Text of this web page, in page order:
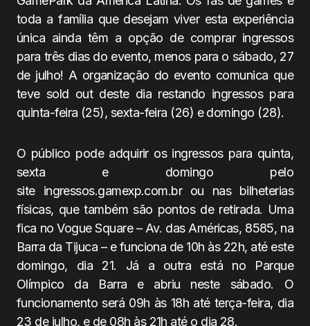
toda a família que desejam viver esta experiência
única ainda têm a opção de comprar ingressos
para três dias do evento, menos para o sábado, 27
de julho! A organização do evento comunica que
teve sold out deste dia restando ingressos para
quinta-feira (25), sexta-feira (26) e domingo (28).
O público pode adquirir os ingressos para quinta,
sexta e domingo pelo
site ingressos.gamexp.com.br ou nas bilheterias
físicas, que também são pontos de retirada. Uma
fica no Vogue Square – Av. das Américas, 8585, na
Barra da Tijuca – e funciona de 10h às 22h, até este
domingo, dia 21. Já a outra está no Parque
Olímpico da Barra e abriu neste sábado. O
funcionamento será 09h às 18h até terça-feira, dia
23 de julho, e de 08h às 21h até o dia 28.